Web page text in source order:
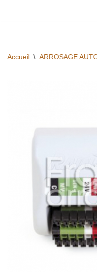
contenu
Accueil \ ARROSAGE